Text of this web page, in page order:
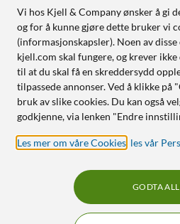
Vi hos Kjell & Company ønsker å gi
og for å kunne gjøre dette bruker vi
(informasjonskapsler). Noen av
kjell.com skal fungere, og krever
til at du skal få en skreddersydd
tilpassede annonser. Ved å klikke på
bruk av slike cookies. Du kan også
godkjenne, via lenken "Endre
Les mer om våre Cookies les vår
GODTA